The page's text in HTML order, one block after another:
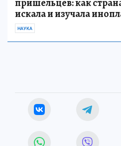
искала и изучала
НАУКА